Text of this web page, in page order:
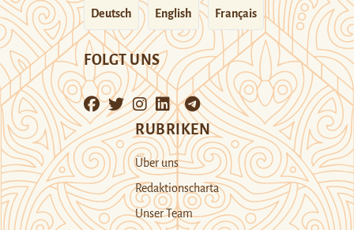
Deutsch English Français
FOLGT UNS
RUBRIKEN
Über uns
Redaktionscharta
Unser Team